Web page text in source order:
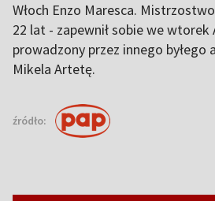
Włoch Enzo Maresca.
22 lat - zapewnił sobie we wtorek
prowadzony przez innego byłego
Mikela Artetę.
źródło: